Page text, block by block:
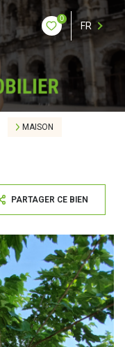
0
FR
MAISON
PARTAGER CE BIEN